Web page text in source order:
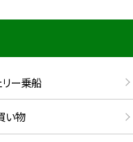
ー乗船
い物